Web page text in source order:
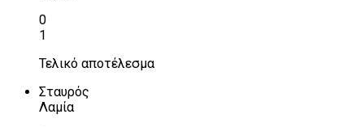
0
1
Τελικό αποτέλεσμα
Σταυρός
Λαμία